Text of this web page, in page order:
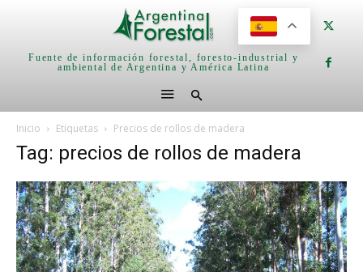
Fuente de información forestal, foresto-industrial y
ambiental de Argentina y América Latina
Inicio Etiquetas Precios de rollos de madera
Tag: precios de rollos de madera